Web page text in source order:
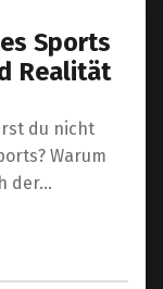
Sports
Realität
du nicht
Warum
der…